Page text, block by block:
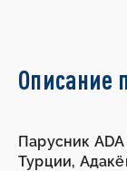
Описание
Парусник
Турции,